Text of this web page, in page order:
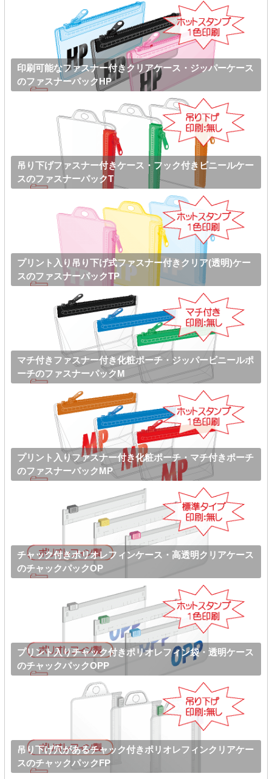
印刷可能なファスナー付きクリアケース・ジッパーケース
のファスナーパックHP
吊り下げファスナー付きケース・フック付きビニールケー
スのファスナーパックT
プリント入り吊り下げ式ファスナー付きクリア(透明)ケー
スのファスナーパックTP
マチ付きファスナー付き化粧ポーチ・ジッパービニールポ
ーチのファスナーパックM
プリント入りファスナー付き化粧ポーチ・マチ付きポーチ
のファスナーパックMP
チャック付きポリオレフィンケース・高透明クリアケース
のチャックパックOP
プリント入りチャック付きポリオレフィン袋・透明ケース
のチャックパックOPP
吊り下げ穴があるチャック付きポリオレフィンクリアケー
スのチャックパックFP